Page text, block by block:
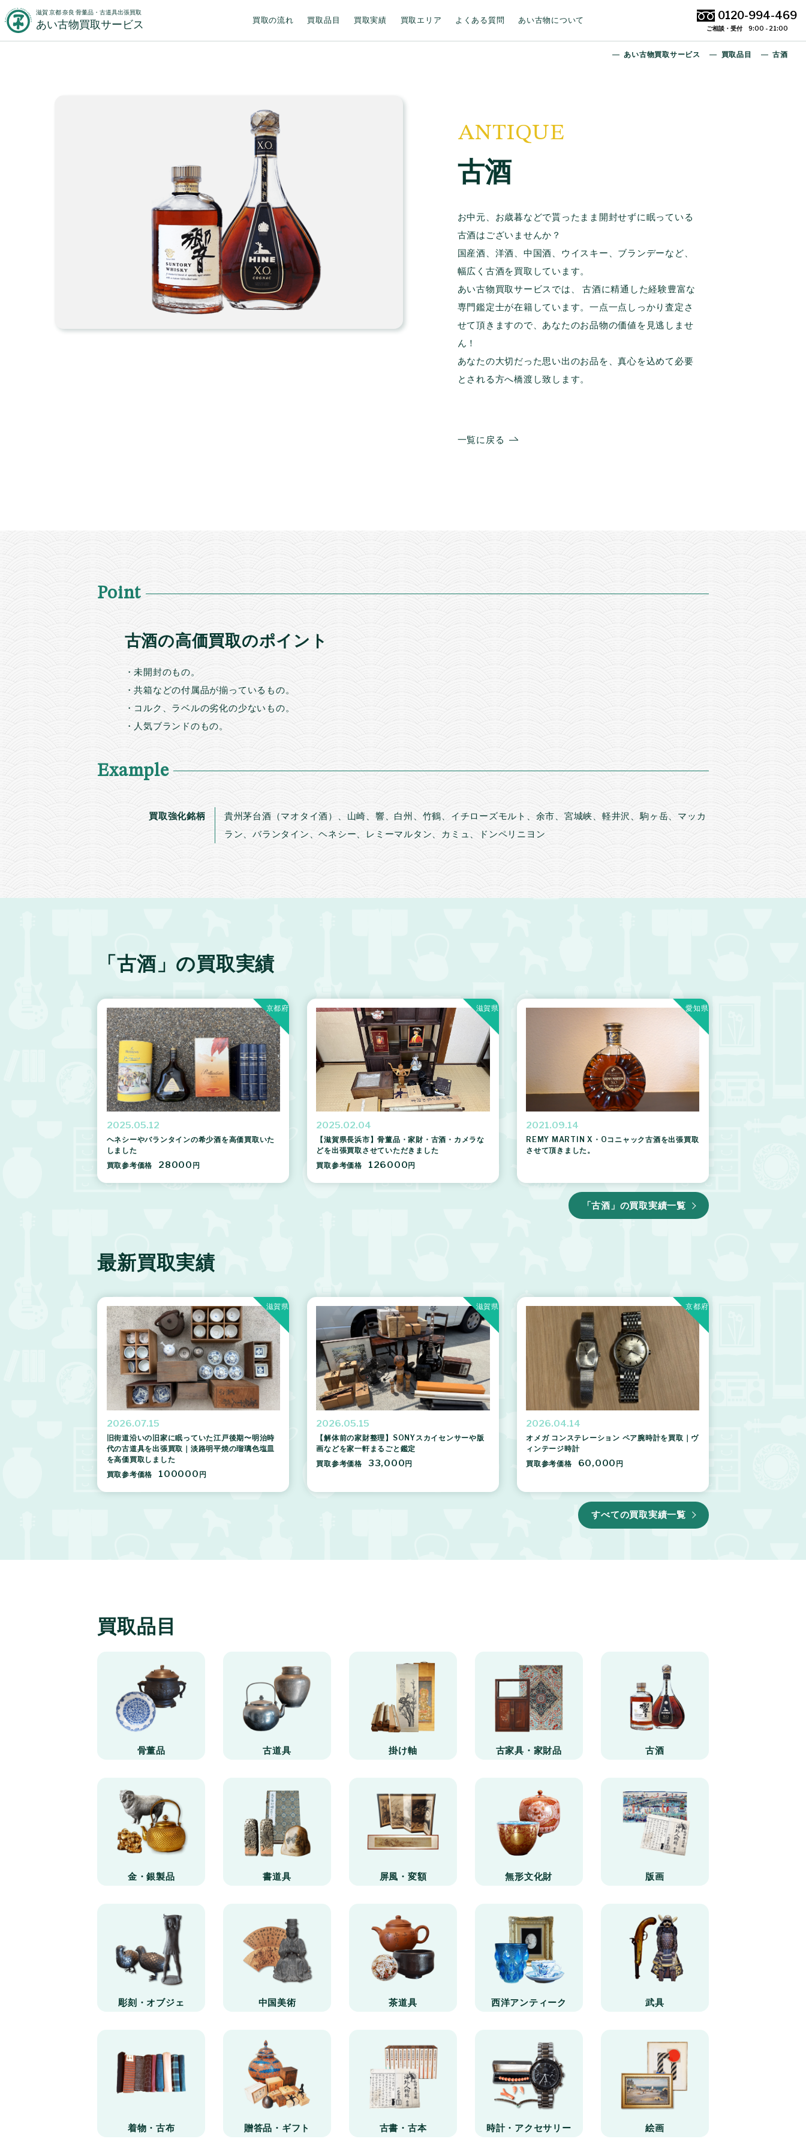
滋賀 京都 奈良 骨董品・古道具出張買取
あい古物買取サービス 買取の流れ 買取品目 買取実績 買取エリア よくある質問 あい古物について 0120-994-469
ご相談・受付 9:00 - 21:00
あい古物買取サービス 買取品目 古酒
ANTIQUE
古酒
お中元、お歳暮などで貰ったまま開封せずに眠っている
古酒はございませんか？
国産酒、洋酒、中国酒、ウイスキー、ブランデーなど、
幅広く古酒を買取しています。
あい古物買取サービスでは、 古酒に精通した経験豊富な
専門鑑定士が在籍しています。一点一点しっかり査定さ
せて頂きますので、あなたのお品物の価値を見逃しませ
ん！
あなたの大切だった思い出のお品を、真心を込めて必要
とされる方へ橋渡し致します。
一覧に戻る
Point
古酒の高価買取のポイント
・未開封のもの。
・共箱などの付属品が揃っているもの。
・コルク、ラベルの劣化の少ないもの。
・人気ブランドのもの。
Example
買取強化銘柄
貴州茅台酒（マオタイ酒）、山崎、響、白州、竹鶴、イチローズモルト、余市、宮城峡、軽井沢、駒ヶ岳、マッカ
ラン、バランタイン、ヘネシー、レミーマルタン、カミュ、ドンペリニヨン
「古酒」の買取実績
2025.05.12
ヘネシーやバランタインの希少酒を高価買取いた
しました
買取参考価格
28000 円
京都府
2025.02.04
【滋賀県長浜市】骨董品・家財・古酒・カメラな
どを出張買取させていただきました
買取参考価格
126000円
滋賀県
2021.09.14
REMY MARTIN X・Oコニャック古酒を出張買取
させて頂きました。
愛知県
「古酒」の買取実績一覧
最新買取実績
2026.07.15
旧街道沿いの旧家に眠っていた江戸後期〜明治時
代の古道具を出張買取｜淡路明平焼の瑠璃色塩皿
を高価買取しました
買取参考価格
100000 円
滋賀県
2026.05.15
【解体前の家財整理】SONYスカイセンサーや版
画などを家一軒まるごと鑑定
買取参考価格
33,000円
滋賀県
2026.04.14
オメガ コンステレーション ペア腕時計を買取｜ヴ
ィンテージ時計
買取参考価格
60,000 円
京都府
すべての買取実績一覧
買取品目
骨董品 古道具 掛け軸 古家具・家財品 古酒
金・銀製品 書道具 屏風・変額 無形文化財 版画
彫刻・オブジェ 中国美術 茶道具 西洋アンティーク 武具
着物・古布 贈答品・ギフト 古書・古本 時計・アクセサリー 絵画